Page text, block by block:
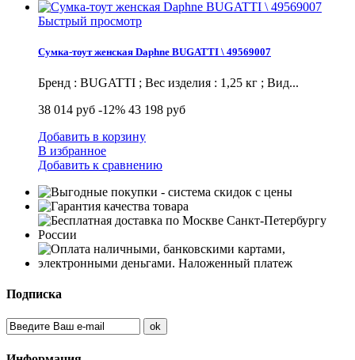
Быстрый просмотр
Сумка-тоут женская Daphne BUGATTI \ 49569007
Бренд : BUGATTI ; Вес изделия : 1,25 кг ; Вид...
38 014 руб -12% 43 198 руб
Добавить в корзину
В избранное
Добавить к сравнению
Подписка